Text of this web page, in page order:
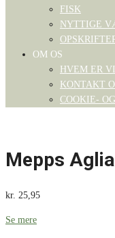
FISK
NYTTIGE
OM OS
HVEM ER
KONTAKT
COOKIE-
Mepps
kr. 25,95
Se mere